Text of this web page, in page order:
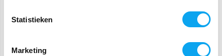
Statistieken
Marketing
Bestel op werkdagen voor